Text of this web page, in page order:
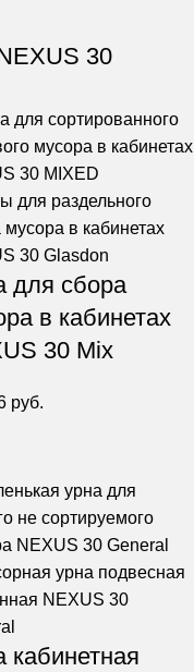
30
для сбора
в кабинетах
30 Mix
руб.
кабинетная